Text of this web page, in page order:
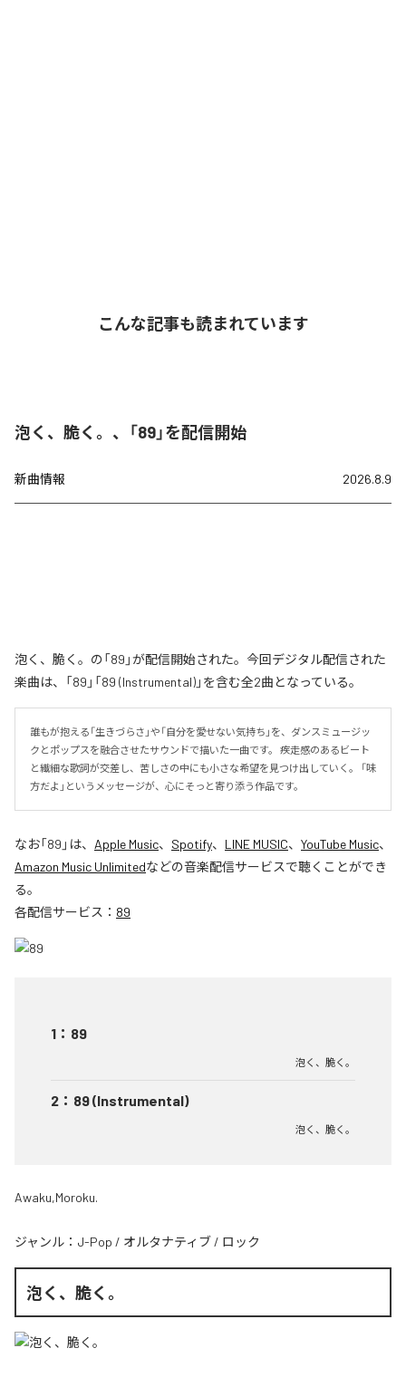
こんな記事も読まれています
泡く、脆く。、「89」を配信開始
新曲情報 2026.8.9
泡く、脆く。の「89」が配信開始された。今回デジタル配信された
楽曲は、「89」「89 (Instrumental)」を含む全2曲となっている。
誰もが抱える「生きづらさ」や「自分を愛せない気持ち」を、ダンスミュージッ
クとポップスを融合させたサウンドで描いた一曲です。 疾走感のあるビート
と繊細な歌詞が交差し、苦しさの中にも小さな希望を見つけ出していく。 「味
方だよ」というメッセージが、心にそっと寄り添う作品です。
なお「89 」は、 Apple Music、 Spotify、 LINE MUSIC、 YouTube Music、
Amazon Music Unlimitedなどの音楽配信サービスで聴くことができ
る。
各配信サービス： 89
1 ： 89
泡く、脆く。
2 ： 89 (Instrumental)
泡く、脆く。
Awaku,Moroku.
ジャンル： J-Pop / オルタナティブ / ロック
泡く、脆く。